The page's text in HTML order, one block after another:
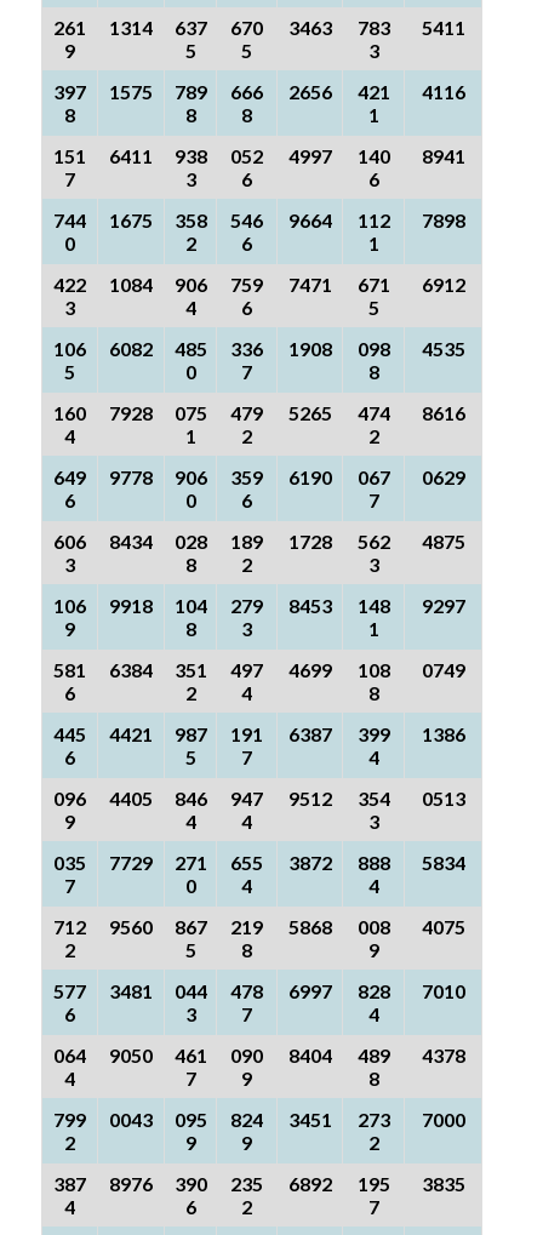
261
9
1314
637
5
670
5
3463
783
3
5411
397
8
1575
789
8
666
8
2656
421
1
4116
151
7
6411
938
3
052
6
4997
140
6
8941
744
0
1675
358
2
546
6
9664
112
1
7898
422
3
1084
906
4
759
6
7471
671
5
6912
106
5
6082
485
0
336
7
1908
098
8
4535
160
4
7928
075
1
479
2
5265
474
2
8616
649
6
9778
906
0
359
6
6190
067
7
0629
606
3
8434
028
8
189
2
1728
562
3
4875
106
9
9918
104
8
279
3
8453
148
1
9297
581
6
6384
351
2
497
4
4699
108
8
0749
445
6
4421
987
5
191
7
6387
399
4
1386
096
9
4405
846
4
947
4
9512
354
3
0513
035
7
7729
271
0
655
4
3872
888
4
5834
712
2
9560
867
5
219
8
5868
008
9
4075
577
6
3481
044
3
478
7
6997
828
4
7010
064
4
9050
461
7
090
9
8404
489
8
4378
799
2
0043
095
9
824
9
3451
273
2
7000
387
4
8976
390
6
235
2
6892
195
7
3835